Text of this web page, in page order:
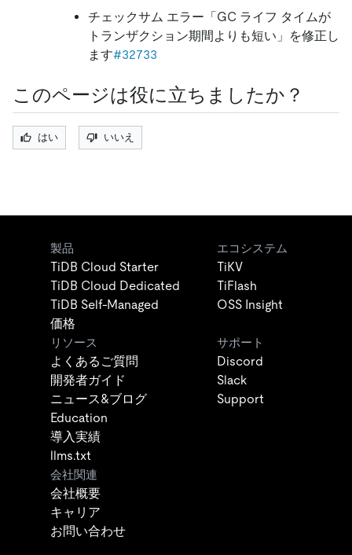
チェックサム エラー「GC ライフ タイムが
トランザクション期間よりも短い」を修正し
ます#32733
このページは役に立ちましたか？
はい いいえ
製品
TiDB Cloud Starter
TiDB Cloud Dedicated
TiDB Self-Managed
価格
エコシステム
TiKV
TiFlash
OSS Insight
リソース
よくあるご質問
開発者ガイド
ニュース&ブログ
Education
導入実績
llms.txt
サポート
Discord
Slack
Support
会社関連
会社概要
キャリア
お問い合わせ